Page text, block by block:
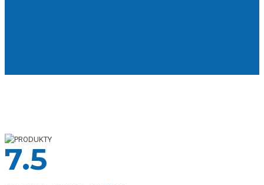
7.5